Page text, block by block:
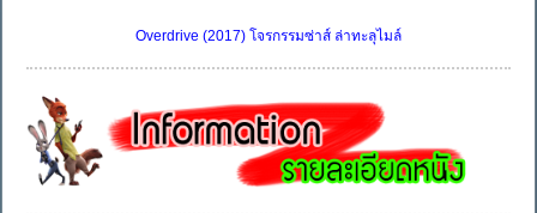
Overdrive (2017) โจรกรรมซ่าส์ ล่าทะลุไมล์